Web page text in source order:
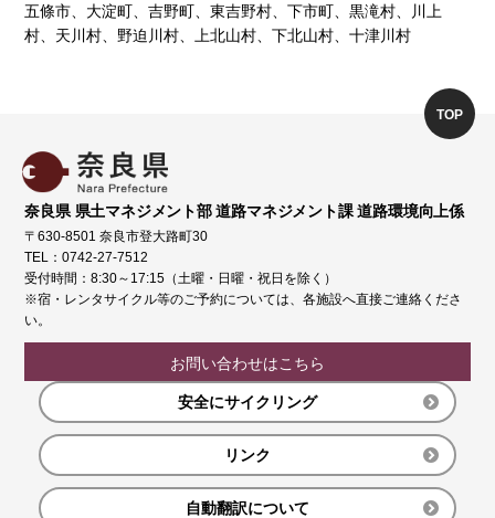
五條市、大淀町、吉野町、東吉野村、下市町、黒滝村、川上
村、天川村、野迫川村、上北山村、下北山村、十津川村
奈良県 県土マネジメント部 道路マネジメント課 道路環境向上係
〒630-8501 奈良市登大路町30
TEL：0742-27-7512
受付時間：8:30～17:15（土曜・日曜・祝日を除く）
※宿・レンタサイクル等のご予約については、各施設へ直接ご連絡くださ
い。
お問い合わせはこちら
安全にサイクリング
リンク
自動翻訳について
TOP